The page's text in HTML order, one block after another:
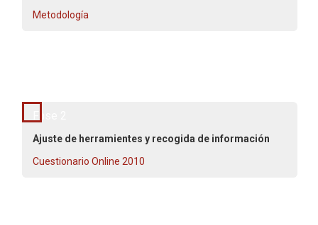
Metodología
Mayo - Julio 2010
Ajuste de herramientes y recogida de información
Cuestionario Online 2010